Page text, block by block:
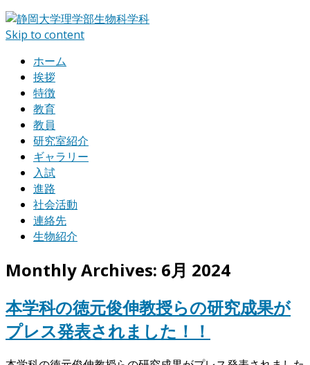
Skip to content
ホーム
挨拶
特徴
教育
教員
研究室紹介
ギャラリー
入試
進路
社会活動
連絡先
生物紹介
Monthly Archives: 6月 2024
本学科の徳元俊伸教授らの研究成果が
プレス発表されました！！